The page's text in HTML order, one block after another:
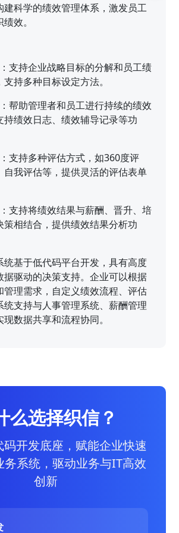
建科学的绩效管理体系，激发员工
效。
支持企业战略目标的分解和员工绩
持多种目标设定方法。
帮助管理者和员工进行持续的绩效
持绩效日志、绩效辅导记录等功
支持多种评估方式，如360度评
自我评估等，提供灵活的评估表单
支持将绩效结果与薪酬、晋升、培
策相结合，提供绩效结果分析功
统基于低代码平台开发，具有高度
据驱动的决策支持。企业可以根据
管理需求，自定义绩效流程、评估
统支持与人事管理系统、薪酬管理
数据共享和流程协同。
么选择织信？
开发底座，赋能企业快速
务系统，驱动业务与IT高效
创新